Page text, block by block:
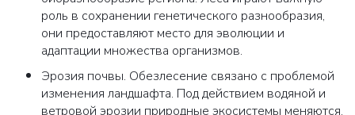
роль в сохранении генетического разнообразия,
они предоставляют место для эволюции и
адаптации множества организмов.
Эрозия почвы. Обезлесение связано с проблемой
изменения ландшафта. Под действием водяной и
ветровой эрозии природные экосистемы меняются,